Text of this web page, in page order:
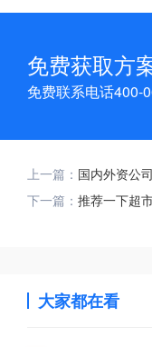
免费获取方
免费联系电话400-
上一篇： 国内外资公
下一篇： 推荐一下超
大家都在看